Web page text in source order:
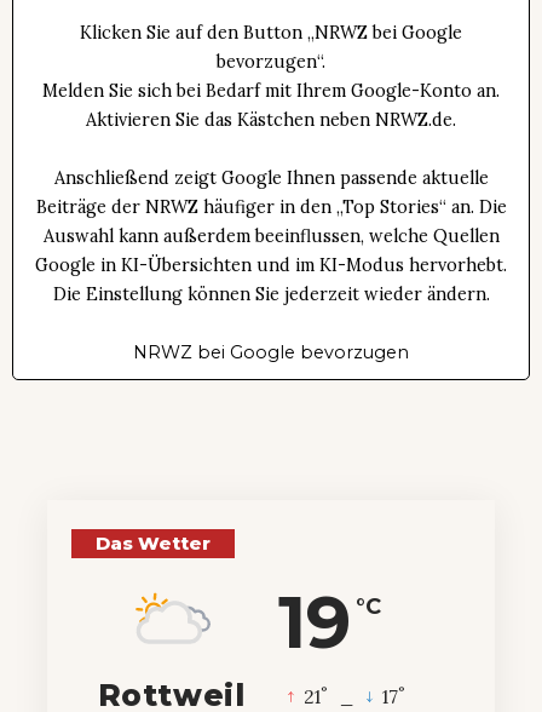
Klicken Sie auf den Button „NRWZ bei Google
bevorzugen“.
Melden Sie sich bei Bedarf mit Ihrem Google-Konto an.
Aktivieren Sie das Kästchen neben NRWZ.de.
Anschließend zeigt Google Ihnen passende aktuelle
Beiträge der NRWZ häufiger in den „Top Stories“ an. Die
Auswahl kann außerdem beeinflussen, welche Quellen
Google in KI-Übersichten und im KI-Modus hervorhebt.
Die Einstellung können Sie jederzeit wieder ändern.
NRWZ bei Google bevorzugen
Das Wetter
19 °C
Rottweil 21° 17°